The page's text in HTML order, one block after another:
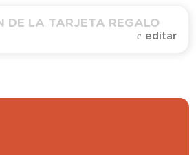
DE LA TARJETA REGALO
editar